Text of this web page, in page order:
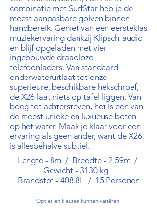
combinatie met SurfStar heb je de
meest aanpasbare golven binnen
handbereik. Geniet van een eersteklas
muziekervaring dankzij Klipsch-audio
en blijf opgeladen met vier
ingebouwde draadloze
telefoonladers. Van standaard
onderwateruitlaat tot onze
superieure, beschikbare hekschroef,
de X26 laat niets op tafel liggen. Van
boeg tot achtersteven, het is een van
de meest unieke en luxueuse boten
op het water. Maak je klaar voor een
ervaring als geen ander, want de X26
is allesbehalve subtiel.
Lengte - 8m / Breedte - 2.59m /
Gewicht - 3130 kg
Brandstof - 408.8L / 15 Personen
Opties en kleuren kunnen variëren.